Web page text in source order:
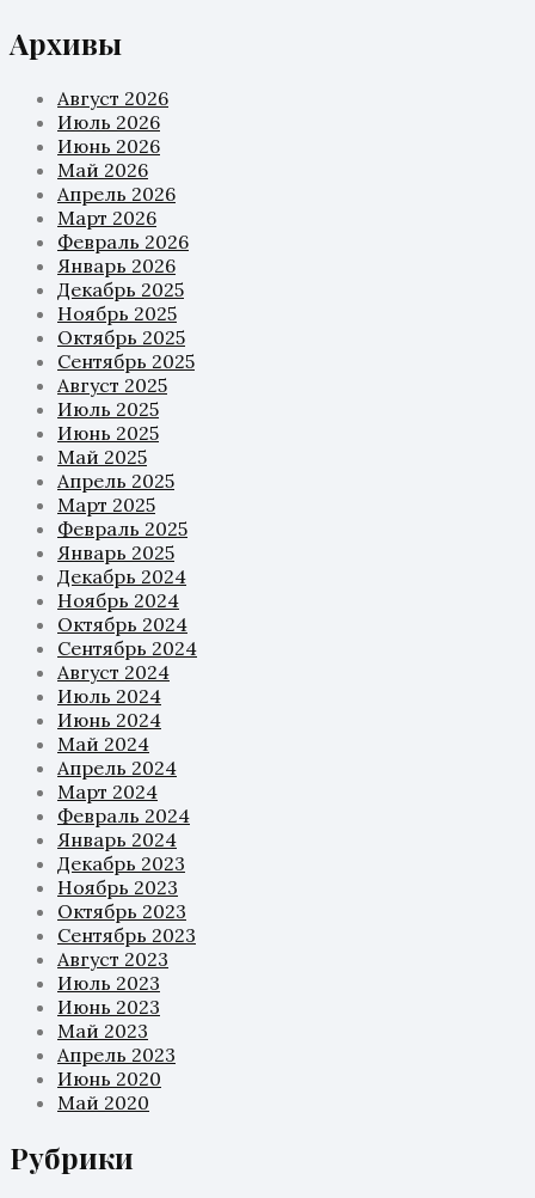
Архивы
Август 2026
Июль 2026
Июнь 2026
Май 2026
Апрель 2026
Март 2026
Февраль 2026
Январь 2026
Декабрь 2025
Ноябрь 2025
Октябрь 2025
Сентябрь 2025
Август 2025
Июль 2025
Июнь 2025
Май 2025
Апрель 2025
Март 2025
Февраль 2025
Январь 2025
Декабрь 2024
Ноябрь 2024
Октябрь 2024
Сентябрь 2024
Август 2024
Июль 2024
Июнь 2024
Май 2024
Апрель 2024
Март 2024
Февраль 2024
Январь 2024
Декабрь 2023
Ноябрь 2023
Октябрь 2023
Сентябрь 2023
Август 2023
Июль 2023
Июнь 2023
Май 2023
Апрель 2023
Июнь 2020
Май 2020
Рубрики